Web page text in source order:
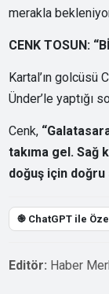
merakla
CENK TOSUN:
Kartal’ın golcüsü
Ünder’le yaptığı
Cenk,
takıma gel. Sağ
doğuş için
֎ ChatGPT ile
Editör: Haber